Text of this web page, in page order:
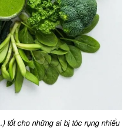
tốt cho những ai bị tóc rụng nhiểu